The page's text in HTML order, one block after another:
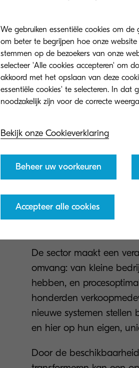
Verkoopafdelingen
daarom is het belangrijk
zorgt dat ze zich
geeft
efficiënt platform om al
De sector maakt een
omvang: van kleine
hebben, en
honderden
nieuwe systemen
en hier op hun eigen,
Door de
We gebruiken essentiële cookies om
om beter te begrijpen hoe onze
stemmen op de bezoekers van onze
selecteer 'Alle cookies accepteren' om
akkoord met het opslaan van deze
essentiële cookies' te selecteren. In
Bekijk onze Cookieverklaring
Beheer uw voorkeuren
Accepteer alle cookies